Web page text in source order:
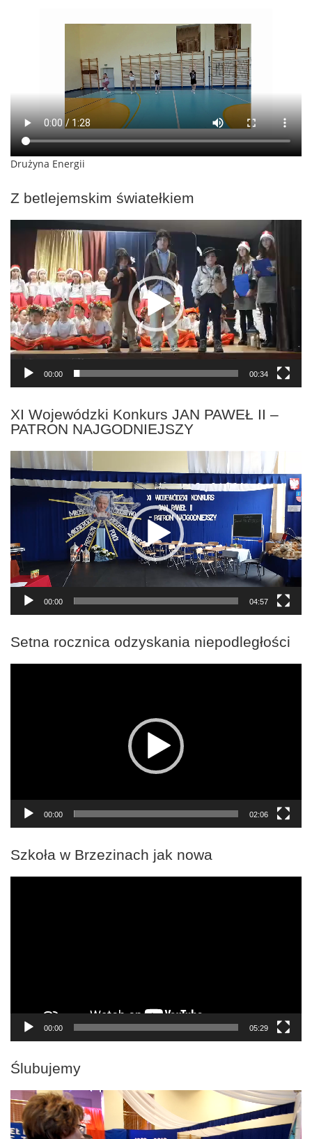
Drużyna Energii
Z betlejemskim światełkiem
Odtwarzacz
00:00 00:34
XI Wojewódzki Konkurs JAN PAWEŁ II –
PATRON NAJGODNIEJSZY
Odtwarzacz
video
00:00 04:57
Setna rocznica odzyskania niepodległości
00:00 02:06
Szkoła w Brzezinach jak nowa
00:00 05:29
Ślubujemy
Odtwarzacz
video